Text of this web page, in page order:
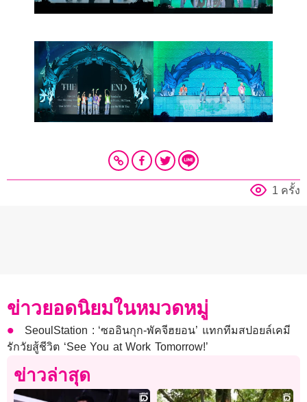
1 ครั้ง
ข่าวยอดนิยมในหมวดหมู่
SeoulStation : ‘ซออินกุก-พัคจีฮยอน’ แทกทีมสปอยล์เคมี
รักวัยสู้ชีวิต ‘See You at Work Tomorrow!’
ข่าวล่าสุด